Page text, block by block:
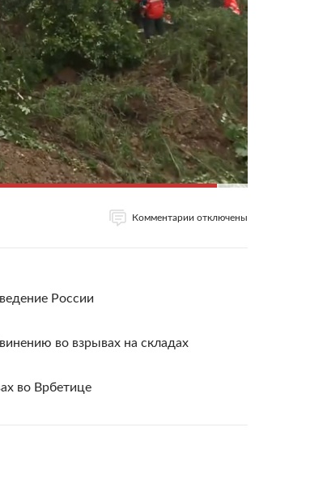
Комментарии отключены
России
во взрывах на складах
во Врбетице